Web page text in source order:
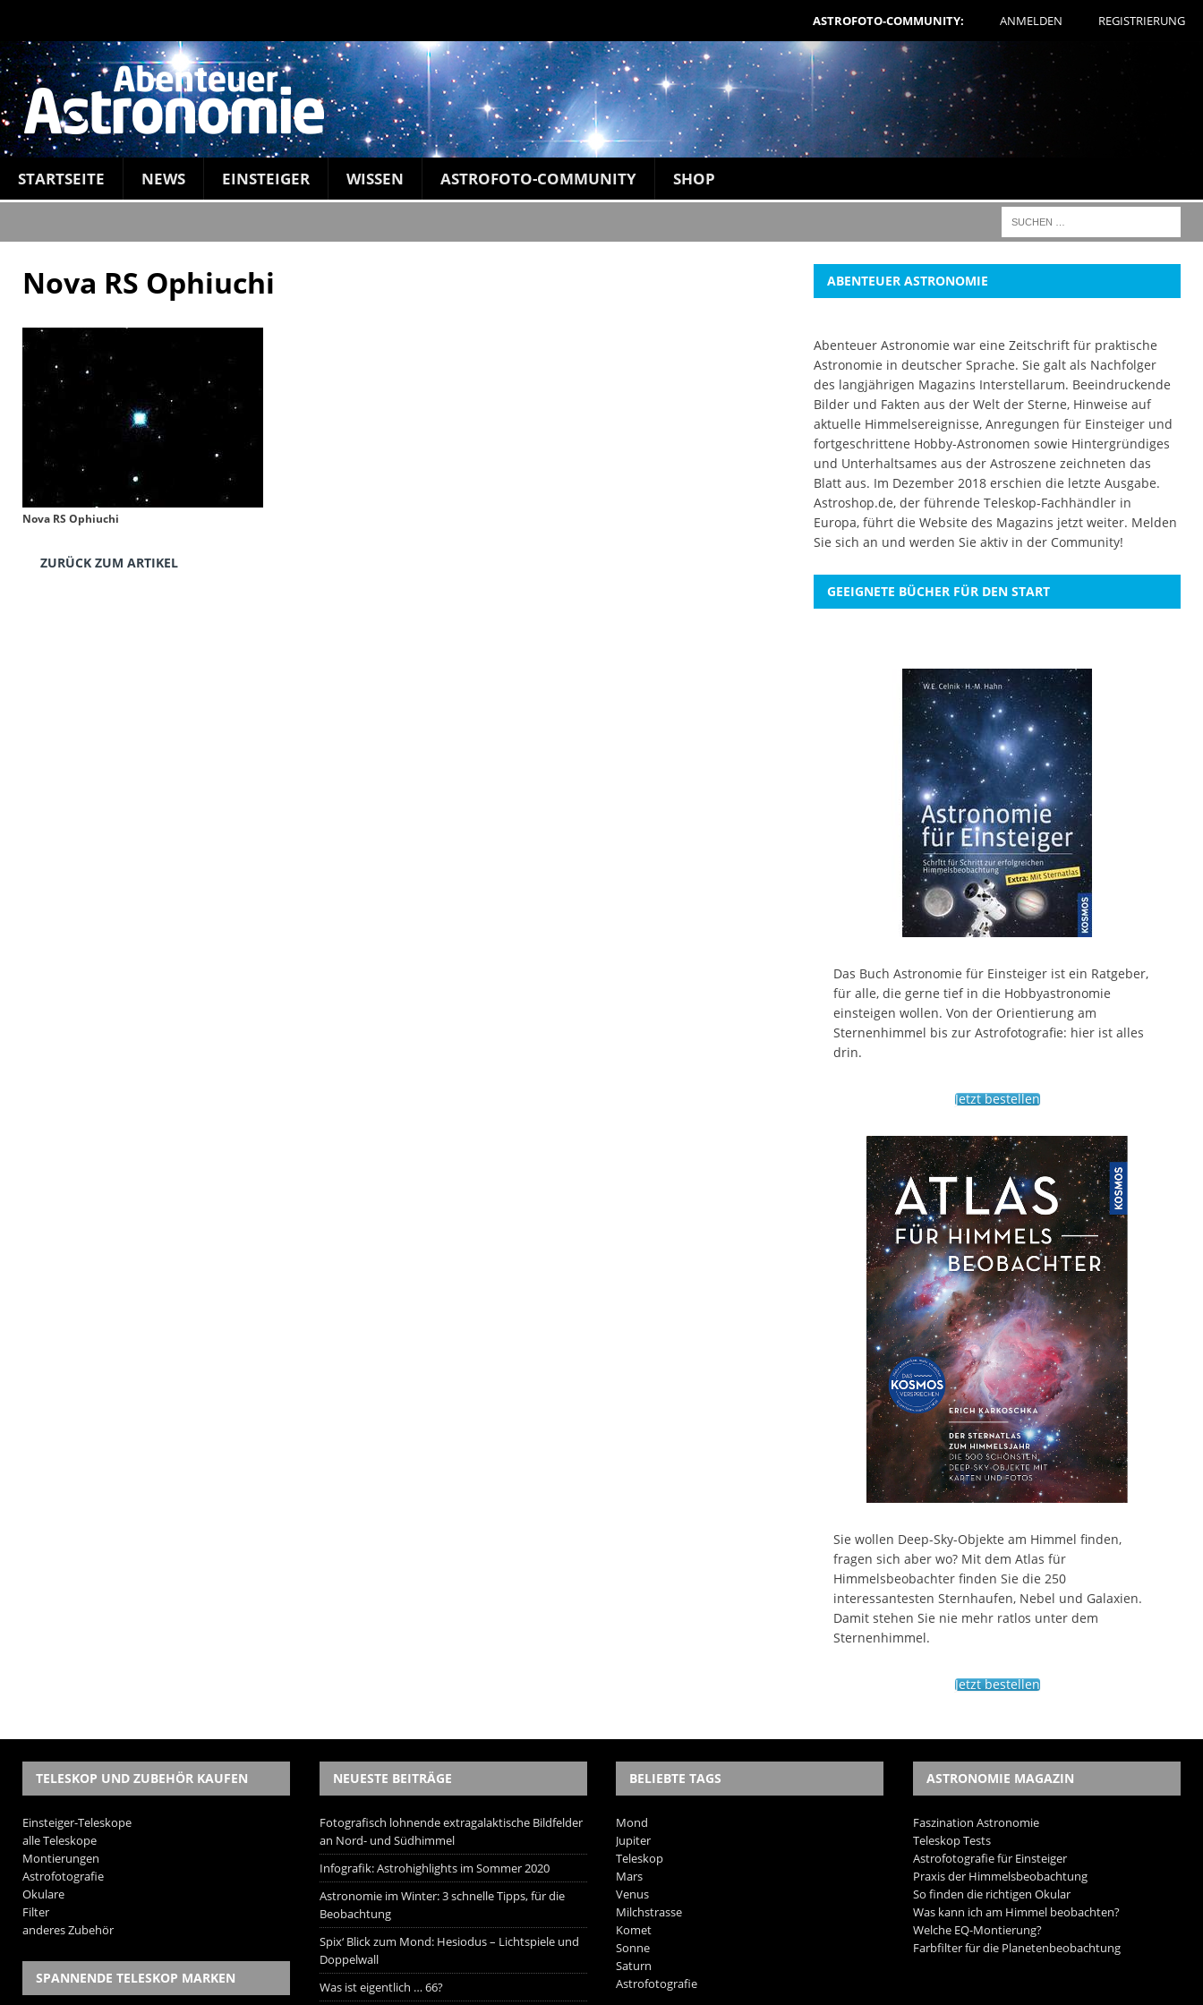
ASTROFOTO-COMMUNITY: ANMELDEN REGISTRIERUNG
STARTSEITE NEWS EINSTEIGER WISSEN ASTROFOTO-COMMUNITY SHOP
Nova RS Ophiuchi
Nova RS Ophiuchi
ZURÜCK ZUM ARTIKEL
ABENTEUER ASTRONOMIE
Abenteuer Astronomie war eine Zeitschrift für praktische
Astronomie in deutscher Sprache. Sie galt als Nachfolger
des langjährigen Magazins Interstellarum. Beeindruckende
Bilder und Fakten aus der Welt der Sterne, Hinweise auf
aktuelle Himmelsereignisse, Anregungen für Einsteiger und
fortgeschrittene Hobby-Astronomen sowie Hintergründiges
und Unterhaltsames aus der Astroszene zeichneten das
Blatt aus. Im Dezember 2018 erschien die letzte Ausgabe.
Astroshop.de, der führende Teleskop-Fachhändler in
Europa, führt die Website des Magazins jetzt weiter. Melden
Sie sich an und werden Sie aktiv in der Community!
GEEIGNETE BÜCHER FÜR DEN START
Das Buch Astronomie für Einsteiger ist ein Ratgeber,
für alle, die gerne tief in die Hobbyastronomie
einsteigen wollen. Von der Orientierung am
Sternenhimmel bis zur Astrofotografie: hier ist alles
drin.
Jetzt bestellen
Sie wollen Deep-Sky-Objekte am Himmel finden,
fragen sich aber wo? Mit dem Atlas für
Himmelsbeobachter finden Sie die 250
interessantesten Sternhaufen, Nebel und Galaxien.
Damit stehen Sie nie mehr ratlos unter dem
Sternenhimmel.
Jetzt bestellen
TELESKOP UND ZUBEHÖR KAUFEN
Einsteiger-Teleskope
alle Teleskope
Montierungen
Astrofotografie
Okulare
Filter
anderes Zubehör
SPANNENDE TELESKOP MARKEN
NEUESTE BEITRÄGE
Fotografisch lohnende extragalaktische Bildfelder
an Nord- und Südhimmel
Infografik: Astrohighlights im Sommer 2020
Astronomie im Winter: 3 schnelle Tipps, für die
Beobachtung
Spix‘ Blick zum Mond: Hesiodus – Lichtspiele und
Doppelwall
Was ist eigentlich … 66?
BELIEBTE TAGS
Mond
Jupiter
Teleskop
Mars
Venus
Milchstrasse
Komet
Sonne
Saturn
Astrofotografie
ASTRONOMIE MAGAZIN
Faszination Astronomie
Teleskop Tests
Astrofotografie für Einsteiger
Praxis der Himmelsbeobachtung
So finden die richtigen Okular
Was kann ich am Himmel beobachten?
Welche EQ-Montierung?
Farbfilter für die Planetenbeobachtung